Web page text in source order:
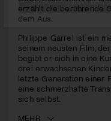
erzählt die berührende
dem Aus.
Philippe Garrel ist ein
seinem neusten Film,
begibt er sich in eine
drei erwachsenen
letzte Generation einer
eine schmerzhafte
sich selbst.
MEHR